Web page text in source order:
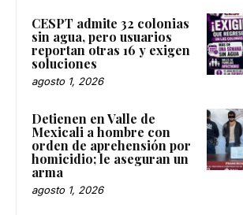
CESPT admite 32 colonias
sin agua, pero usuarios
reportan otras 16 y exigen
soluciones
agosto 1, 2026
Detienen en Valle de
Mexicali a hombre con
orden de aprehensión por
homicidio; le aseguran un
arma
agosto 1, 2026